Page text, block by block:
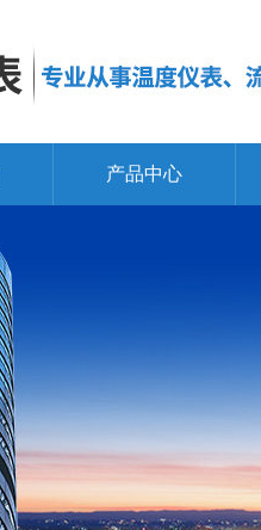
产品中心